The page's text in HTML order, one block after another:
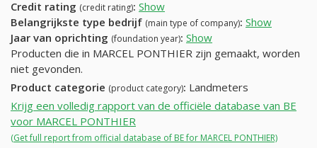
Credit rating (credit rating): Show
Belangrijkste type bedrijf (main type of company): Show
Jaar van oprichting (foundation year): Show
Producten die in MARCEL PONTHIER zijn gemaakt, worden
niet gevonden.
Product categorie (product category): Landmeters
Krijg een volledig rapport van de officiële database van BE
voor MARCEL PONTHIER
(Get full report from official database of BE for MARCEL PONTHIER)